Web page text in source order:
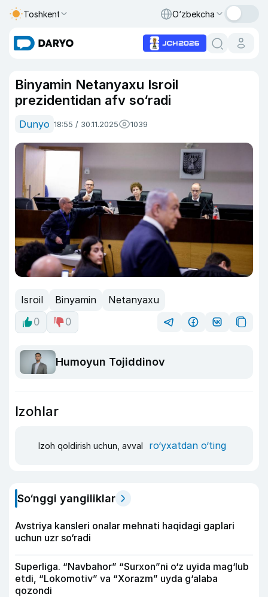
Toshkent O‘zbekcha
Binyamin Netanyaxu Isroil
prezidentidan afv so‘radi
Dunyo 18:55 / 30.11.2025 1039
Isroil Binyamin
Netanyaxu
0
0
Humoyun Tojiddinov
Izohlar
Izoh qoldirish uchun, avval ro‘yxatdan o‘ting
So‘nggi yangiliklar
Avstriya kansleri onalar mehnati haqidagi gaplari
uchun uzr so‘radi
Superliga. “Navbahor” “Surxon”ni o‘z uyida mag‘lub
etdi, “Lokomotiv” va “Xorazm” uyda g‘alaba
qozondi